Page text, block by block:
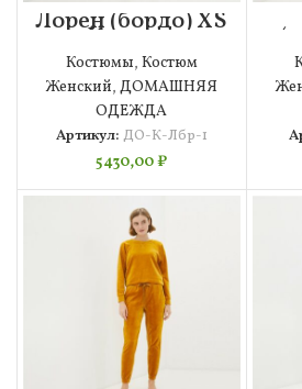
Лорен (бордо) XS
Костюм
велюровый
Костюмы, Костюм
Женский,ДОМАШНЯЯ
ОДЕЖДА
Артикул: ДО-К-Лбр-1
5430,00₽